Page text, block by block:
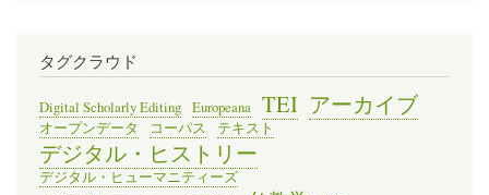
タグクラウド
Digital Scholarly Editing Europeana TEI アーカイブ
オープンデータ コーパス テキスト
デジタル・ヒストリー
デジタル・ヒューマニティーズ